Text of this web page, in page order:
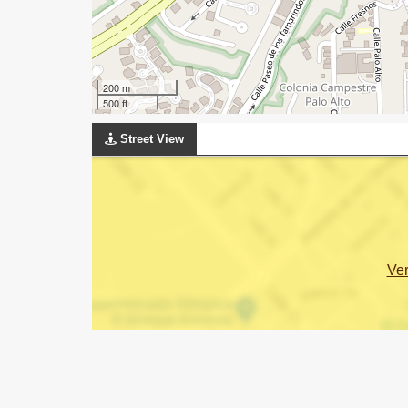
200 m
500 ft
Street View